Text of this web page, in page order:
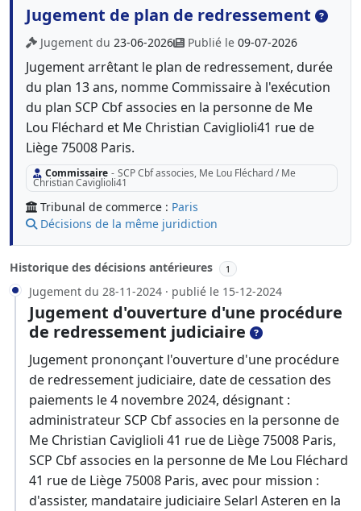
Jugement de plan de redressement
Jugement du 23-06-2026 Publié le 09-07-2026
Jugement arrêtant le plan de redressement, durée
du plan 13 ans, nomme Commissaire à l'exécution
du plan SCP Cbf associes en la personne de Me
Lou Fléchard et Me Christian Caviglioli41 rue de
Liège 75008 Paris.
Commissaire - SCP Cbf associes, Me Lou Fléchard / Me
Christian Caviglioli41
Tribunal de commerce : Paris
Décisions de la même juridiction
Historique des décisions antérieures 1
Jugement du 28-11-2024 · publié le 15-12-2024
Jugement d'ouverture d'une procédure
de redressement judiciaire
Jugement prononçant l'ouverture d'une procédure
de redressement judiciaire, date de cessation des
paiements le 4 novembre 2024, désignant :
administrateur SCP Cbf associes en la personne de
Me Christian Caviglioli 41 rue de Liège 75008 Paris,
SCP Cbf associes en la personne de Me Lou Fléchard
41 rue de Liège 75008 Paris, avec pour mission :
d'assister, mandataire judiciaire Selarl Asteren en la